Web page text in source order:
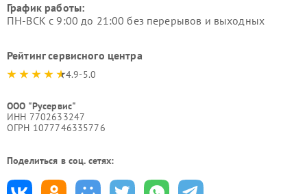
График работы:
ПН-ВСК с 9:00 до 21:00 без перерывов и выходных
Рейтинг сервисного центра
4.9-5.0
ООО "Русервис"
ИНН 7702633247
ОГРН 1077746335776
Поделиться в соц. сетях: